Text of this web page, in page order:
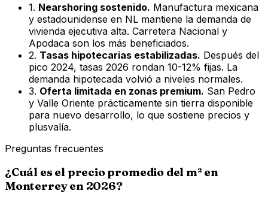
1. Nearshoring sostenido. Manufactura mexicana
y estadounidense en NL mantiene la demanda de
vivienda ejecutiva alta. Carretera Nacional y
Apodaca son los más beneficiados.
2. Tasas hipotecarias estabilizadas. Después del
pico 2024, tasas 2026 rondan 10-12% fijas. La
demanda hipotecada volvió a niveles normales.
3. Oferta limitada en zonas premium. San Pedro
y Valle Oriente prácticamente sin tierra disponible
para nuevo desarrollo, lo que sostiene precios y
plusvalía.
Preguntas frecuentes
¿Cuál es el precio promedio del m² en
Monterrey en 2026?